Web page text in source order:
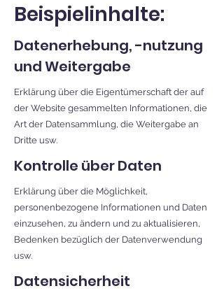
Beispielinhalte:
Datenerhebung, -nutzung
und Weitergabe
Erklärung über die Eigentümerschaft der auf
der Website gesammelten Informationen, die
Art der Datensammlung, die Weitergabe an
Dritte usw.
Kontrolle über Daten
Erklärung über die Möglichkeit,
personenbezogene Informationen und Daten
einzusehen, zu ändern und zu aktualisieren,
Bedenken bezüglich der Datenverwendung
usw.
Datensicherheit